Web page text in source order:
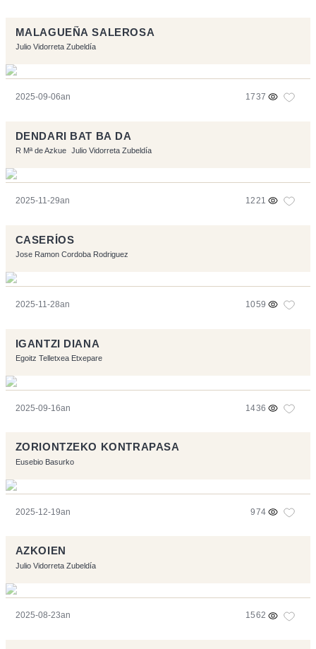
MALAGUEÑA SALEROSA
Julio Vidorreta Zubeldía
2025-09-06an 1737
DENDARI BAT BA DA
R Mª de Azkue Julio Vidorreta Zubeldía
2025-11-29an 1221
CASERÍOS
Jose Ramon Cordoba Rodriguez
2025-11-28an 1059
IGANTZI DIANA
Egoitz Telletxea Etxepare
2025-09-16an 1436
ZORIONTZEKO KONTRAPASA
Eusebio Basurko
2025-12-19an 974
AZKOIEN
Julio Vidorreta Zubeldía
2025-08-23an 1562